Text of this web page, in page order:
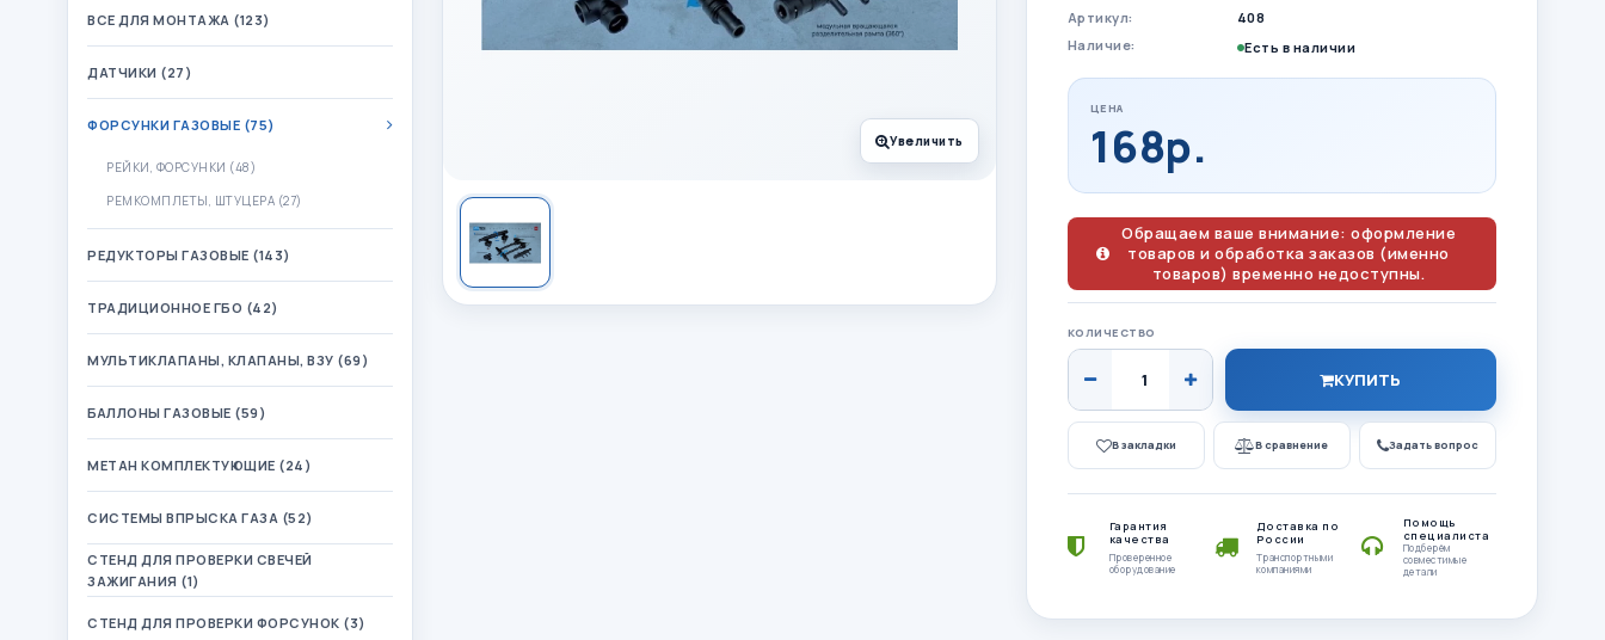
ВСЕ ДЛЯ МОНТАЖА (123)
ДАТЧИКИ (27)
ФОРСУНКИ ГАЗОВЫЕ (75)
РЕЙКИ, ФОРСУНКИ (48)
РЕМКОМПЛЕТЫ, ШТУЦЕРА (27)
РЕДУКТОРЫ ГАЗОВЫЕ (143)
ТРАДИЦИОННОЕ ГБО (42)
МУЛЬТИКЛАПАНЫ, КЛАПАНЫ, ВЗУ (69)
БАЛЛОНЫ ГАЗОВЫЕ (59)
МЕТАН КОМПЛЕКТУЮЩИЕ (24)
СИСТЕМЫ ВПРЫСКА ГАЗА (52)
СТЕНД ДЛЯ ПРОВЕРКИ СВЕЧЕЙ
ЗАЖИГАНИЯ (1)
СТЕНД ДЛЯ ПРОВЕРКИ ФОРСУНОК (3)
Увеличить
Артикул:
408
Наличие:
Есть в наличии
ЦЕНА
168р.
Обращаем ваше внимание: оформление
товаров и обработка заказов (именно
товаров) временно недоступны.
КОЛИЧЕСТВО
КУПИТЬ
В закладки В сравнение Задать вопрос
Гарантия
качества
Проверенное
оборудование
Доставка по
России
Транспортными
компаниями
Помощь
специалиста
Подберём
совместимые
детали